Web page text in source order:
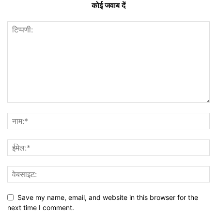
कोई जवाब दें
Save my name, email, and website in this browser for the
next time I comment.